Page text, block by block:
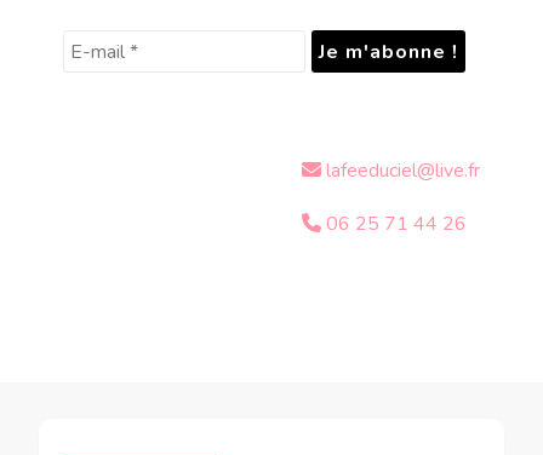
lafeeduciel@live.fr
06 25 71 44 26